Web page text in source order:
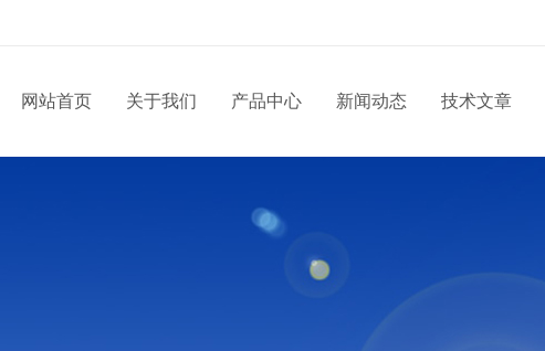
网站首页 关于我们 产品中心 新闻动态 技术文章